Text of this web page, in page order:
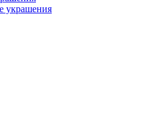
украшения